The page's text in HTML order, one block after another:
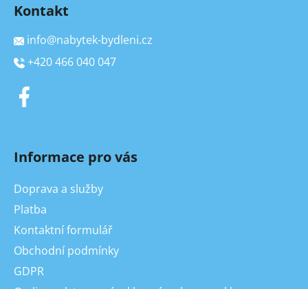
Kontakt
info@nabytek-bydleni.cz
+420 466 040 047
Informace pro vás
Doprava a služby
Platba
Kontaktní formulář
Obchodní podmínky
GDPR